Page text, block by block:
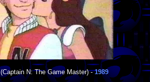
(Captain N: The Game Master) -1989